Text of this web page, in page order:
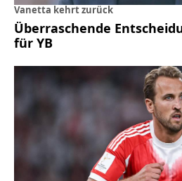
Vanetta kehrt zurück
Überraschende
für YB